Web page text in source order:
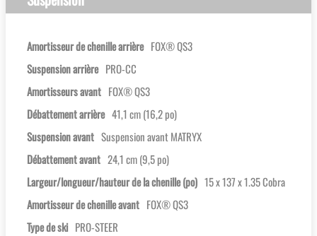
Amortisseur de chenille arrière FOX® QS3
Suspension arrière PRO-CC
Amortisseurs avant FOX® QS3
Débattement arrière 41,1 cm (16,2 po)
Suspension avant Suspension avant MATRYX
Débattement avant 24,1 cm (9,5 po)
Largeur/longueur/hauteur de la chenille (po) 15 x 137 x 1.35 Cobra
Amortisseur de chenille avant FOX® QS3
Type de ski PRO-STEER